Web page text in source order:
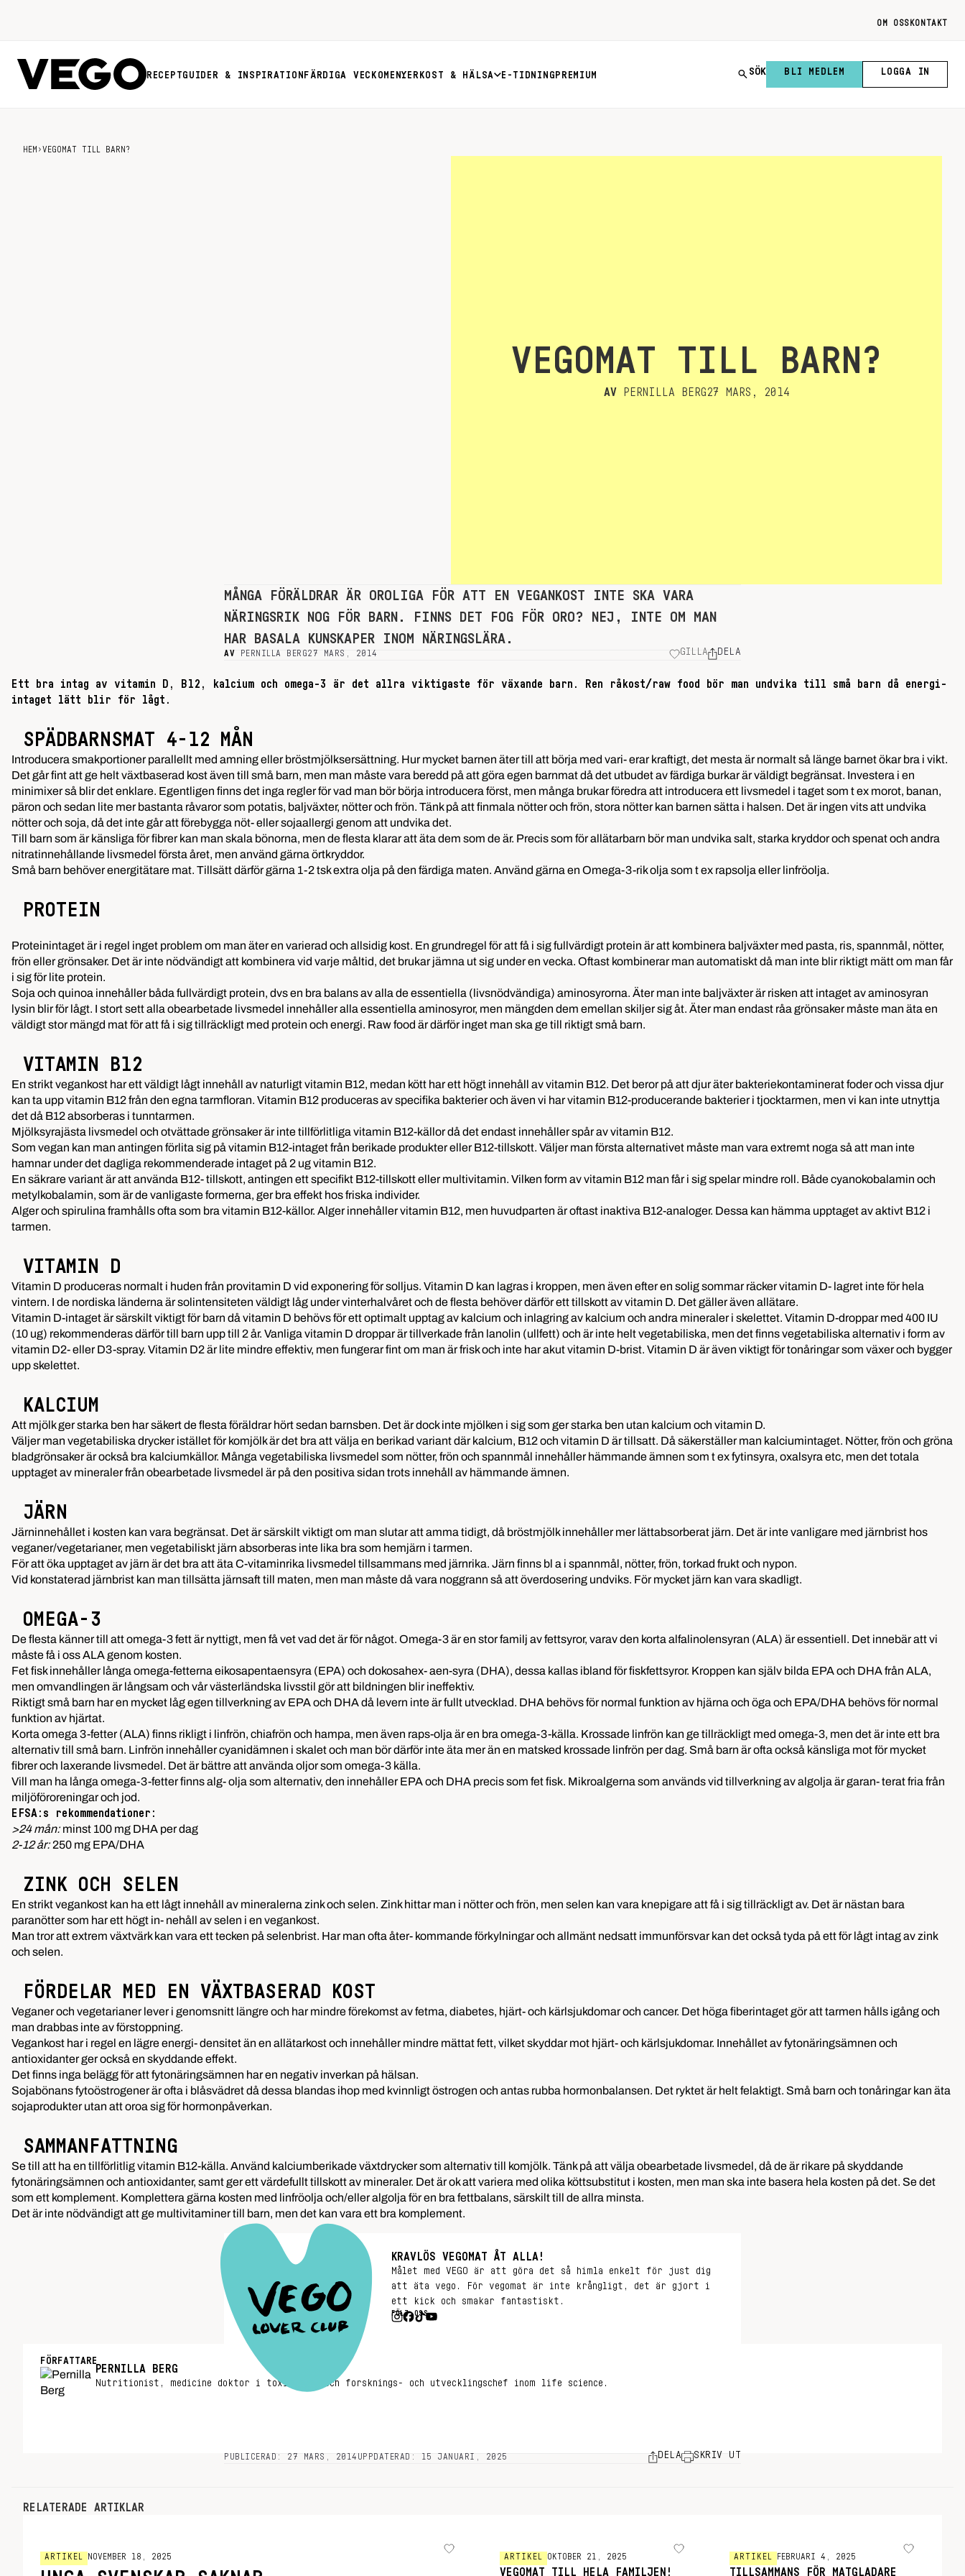
OM OSS KONTAKT
RECEPTGUIDER & INSPIRATION FÄRDIGA VECKOMENYER KOST & HÄLSA E-TIDNING PREMIUM SÖK BLI MEDLEM LOGGA IN
HEM ›VEGOMAT TILL BARN?
VEGOMAT TILL BARN?
AV PERNILLA BERG27 MARS, 2014
MÅNGA FÖRÄLDRAR ÄR OROLIGA FÖR ATT EN VEGANKOST INTE SKA VARA
NÄRINGSRIK NOG FÖR BARN. FINNS DET FOG FÖR ORO? NEJ, INTE OM MAN
HAR BASALA KUNSKAPER INOM NÄRINGSLÄRA.
AV PERNILLA BERG27 MARS, 2014 GILLA DELA
Ett bra intag av vitamin D, B12, kalcium och omega-3 är det allra viktigaste för växande barn. Ren råkost/raw food bör man undvika till små barn då energi-
intaget lätt blir för lågt.
SPÄDBARNSMAT 4-12 MÅN
Introducera smakportioner parallellt med amning eller bröstmjölksersättning. Hur mycket barnen äter till att börja med vari- erar kraftigt, det mesta är normalt så länge barnet ökar bra i vikt.
Det går fint att ge helt växtbaserad kost även till små barn, men man måste vara beredd på att göra egen barnmat då det utbudet av färdiga burkar är väldigt begränsat. Investera i en
minimixer så blir det enklare. Egentligen finns det inga regler för vad man bör börja introducera först, men många brukar föredra att introducera ett livsmedel i taget som t ex morot, banan,
päron och sedan lite mer bastanta råvaror som potatis, baljväxter, nötter och frön. Tänk på att finmala nötter och frön, stora nötter kan barnen sätta i halsen. Det är ingen vits att undvika
nötter och soja, då det inte går att förebygga nöt- eller sojaallergi genom att undvika det.
Till barn som är känsliga för fibrer kan man skala bönorna, men de flesta klarar att äta dem som de är. Precis som för allätarbarn bör man undvika salt, starka kryddor och spenat och andra
nitratinnehållande livsmedel första året, men använd gärna örtkryddor.
Små barn behöver energitätare mat. Tillsätt därför gärna 1-2 tsk extra olja på den färdiga maten. Använd gärna en Omega-3-rik olja som t ex rapsolja eller linfröolja.
PROTEIN
Proteinintagetär i regel inget problem om man äter en varierad och allsidig kost. En grundregel för att få i sig fullvärdigt protein är att kombinera baljväxter med pasta, ris, spannmål, nötter,
frön eller grönsaker. Det är inte nödvändigt att kombinera vid varje måltid, det brukar jämna ut sig under en vecka. Oftast kombinerar man automatiskt då man inte blir riktigt mätt om man får
i sig för lite protein.
Soja och quinoa innehåller båda fullvärdigt protein, dvs en bra balans av alla de essentiella (livsnödvändiga) aminosyrorna. Äter man inte baljväxter är risken att intaget av aminosyran
lysin blir för lågt. I stort sett alla obearbetade livsmedel innehåller alla essentiella aminosyror, men mängden dem emellan skiljer sig åt. Äter man endast råa grönsaker måste man äta en
väldigt stor mängd mat för att få i sig tillräckligt med protein och energi. Raw food är därför inget man ska ge till riktigt små barn.
VITAMIN B12
En strikt vegankost har ett väldigt lågt innehåll av naturligt vitamin B12, medan kött har ett högt innehåll av vitamin B12. Det beror på att djur äter bakteriekontaminerat foder och vissa djur
kan ta upp vitamin B12 från den egna tarmfloran. Vitamin B12 produceras av specifika bakterier och även vi har vitamin B12-producerande bakterier i tjocktarmen, men vi kan inte utnyttja
det då B12 absorberas i tunntarmen.
Mjölksyrajästa livsmedel och otvättade grönsaker är inte tillförlitliga vitamin B12-källor då det endast innehåller spår av vitamin B12.
Som vegan kan man antingen förlita sig på vitamin B12-intaget från berikade produkter eller B12-tillskott. Väljer man första alternativet måste man vara extremt noga så att man inte
hamnar under det dagliga rekommenderade intaget på 2 ug vitamin B12.
En säkrare variant är att använda B12- tillskott, antingen ett specifikt B12-tillskott eller multivitamin. Vilken form av vitamin B12 man får i sig spelar mindre roll. Både cyanokobalamin och
metylkobalamin, som är de vanligaste formerna, ger bra effekt hos friska individer.
Alger och spirulina framhålls ofta som bra vitamin B12-källor. Alger innehåller vitamin B12, men huvudparten är oftast inaktiva B12-analoger. Dessa kan hämma upptaget av aktivt B12 i
tarmen.
VITAMIN D
Vitamin D produceras normalt i huden från provitamin D vid exponering för solljus. Vitamin D kan lagras i kroppen, men även efter en solig sommar räcker vitamin D- lagret inte för hela
vintern. I de nordiska länderna är solintensiteten väldigt låg under vinterhalvåret och de flesta behöver därför ett tillskott av vitamin D. Det gäller även allätare.
Vitamin D-intaget är särskilt viktigt för barn då vitamin D behövs för ett optimalt upptag av kalcium och inlagring av kalcium och andra mineraler i skelettet. Vitamin D-droppar med 400 IU
(10 ug) rekommenderas därför till barn upp till 2 år. Vanliga vitamin D droppar är tillverkade från lanolin (ullfett) och är inte helt vegetabiliska, men det finns vegetabiliska alternativ i form av
vitamin D2- eller D3-spray. Vitamin D2 är lite mindre effektiv, men fungerar fint om man är frisk och inte har akut vitamin D-brist. Vitamin D är även viktigt för tonåringar som växer och bygger
upp skelettet.
KALCIUM
Att mjölk ger starka ben har säkert de flesta föräldrar hört sedan barnsben. Det är dock inte mjölken i sig som ger starka ben utan kalcium och vitamin D.
Väljer man vegetabiliska drycker istället för komjölk är det bra att välja en berikad variant där kalcium, B12 och vitamin D är tillsatt. Då säkerställer man kalciumintaget. Nötter, frön och gröna
bladgrönsaker är också bra kalciumkällor. Många vegetabiliska livsmedel som nötter, frön och spannmål innehåller hämmande ämnen som t ex fytinsyra, oxalsyra etc, men det totala
upptaget av mineraler från obearbetade livsmedel är på den positiva sidan trots innehåll av hämmande ämnen.
JÄRN
Järninnehållet i kosten kan vara begränsat. Det är särskilt viktigt om man slutar att amma tidigt, då bröstmjölk innehåller mer lättabsorberat järn. Det är inte vanligare med järnbrist hos
veganer/vegetarianer, men vegetabiliskt järn absorberas inte lika bra som hemjärn i tarmen.
För att öka upptaget av järn är det bra att äta C-vitaminrika livsmedel tillsammans med järnrika. Järn finns bl a i spannmål, nötter, frön, torkad frukt och nypon.
Vid konstaterad järnbrist kan man tillsätta järnsaft till maten, men man måste då vara noggrann så att överdosering undviks. För mycket järn kan vara skadligt.
OMEGA-3
De flesta känner till attomega-3fett är nyttigt, men få vet vad det är för något. Omega-3 är en stor familj av fettsyror, varav den korta alfalinolensyran (ALA) är essentiell. Det innebär att vi
måste få i oss ALA genom kosten.
Fet fisk innehåller långa omega-fetterna eikosapentaensyra (EPA) och dokosahex- aen-syra (DHA), dessa kallas ibland för fiskfettsyror. Kroppen kan själv bilda EPA och DHA från ALA,
men omvandlingen är långsam och vår västerländska livsstil gör att bildningen blir ineffektiv.
Riktigt små barn har en mycket låg egen tillverkning av EPA och DHA då levern inte är fullt utvecklad. DHA behövs för normal funktion av hjärna och öga och EPA/DHA behövs för normal
funktion av hjärtat.
Korta omega 3-fetter (ALA) finns rikligt i linfrön, chiafrön och hampa, men även raps-olja är en bra omega-3-källa. Krossade linfrön kan ge tillräckligt med omega-3, men det är inte ett bra
alternativ till små barn. Linfrön innehåller cyanidämnen i skalet och man bör därför inte äta mer än en matsked krossade linfrön per dag. Små barn är ofta också känsliga mot för mycket
fibrer och laxerande livsmedel. Det är bättre att använda oljor som omega-3 källa.
Vill man ha långa omega-3-fetter finns alg- olja som alternativ, den innehåller EPA och DHA precis som fet fisk. Mikroalgerna som används vid tillverkning av algolja är garan- terat fria från
miljöföroreningar och jod.
EFSA:s rekommendationer:
>24 mån: minst 100 mg DHA per dag
2-12 år: 250 mg EPA/DHA
ZINK OCH SELEN
En strikt vegankost kan ha ett lågt innehåll av mineralerna zink och selen. Zink hittar man i nötter och frön, men selen kan vara knepigare att få i sig tillräckligt av. Det är nästan bara
paranötter som har ett högt in- nehåll av selen i en vegankost.
Man tror att extrem växtvärk kan vara ett tecken på selenbrist. Har man ofta åter- kommande förkylningar och allmänt nedsatt immunförsvar kan det också tyda på ett för lågt intag av zink
och selen.
FÖRDELAR MED EN VÄXTBASERAD KOST
Veganer och vegetarianer lever i genomsnitt längre och har mindre förekomst av fetma, diabetes, hjärt- och kärlsjukdomar och cancer. Det höga fiberintaget gör att tarmen hålls igång och
man drabbas inte av förstoppning.
Vegankost har i regel en lägre energi- densitet än en allätarkost och innehåller mindre mättat fett, vilket skyddar mot hjärt- och kärlsjukdomar. Innehållet av fytonäringsämnen och
antioxidanter ger också en skyddande effekt.
Det finns inga belägg för att fytonäringsämnen har en negativ inverkan på hälsan.
Sojabönans fytoöstrogener är ofta i blåsvädret då dessa blandas ihop med kvinnligt östrogen och antas rubba hormonbalansen. Det ryktet är helt felaktigt. Små barn och tonåringar kan äta
sojaprodukter utan att oroa sig för hormonpåverkan.
SAMMANFATTNING
Se till att ha en tillförlitlig vitamin B12-källa. Använd kalciumberikade växtdrycker som alternativ till komjölk. Tänk på att välja obearbetade livsmedel, då de är rikare på skyddande
fytonäringsämnen och antioxidanter, samt ger ett värdefullt tillskott av mineraler. Det är ok att variera med olika köttsubstitut i kosten, men man ska inte basera hela kosten på det. Se det
som ett komplement. Komplettera gärna kosten med linfröolja och/eller algolja för en bra fettbalans, särskilt till de allra minsta.
Det är inte nödvändigt att ge multivitaminer till barn, men det kan vara ett bra komplement.
KRAVLÖS VEGOMAT ÅT ALLA!
Målet med VEGO är att göra det så himla enkelt för just dig
att äta vego. För vegomat är inte krångligt, det är gjort i
ett kick och smakar fantastiskt.
FÖLJ OSS
FÖRFATTARE
PERNILLA BERG
Nutritionist, medicine doktor i toxikologi och forsknings- och utvecklingschef inom life science.
PUBLICERAD: 27 MARS, 2014 UPPDATERAD: 15 JANUARI, 2025 DELA SKRIV UT
RELATERADE ARTIKLAR
ARTIKEL NOVEMBER 18, 2025 ARTIKEL OKTOBER 21, 2025
VEGOMAT TILL HELA FAMILJEN!
ARTIKEL FEBRUARI 4, 2025
TILLSAMMANS FÖR MATGLADARE